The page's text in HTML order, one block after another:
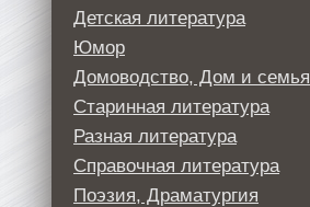
Детская литература
Юмор
Домоводство, Дом и семья
Старинная литература
Разная литература
Справочная литература
Поэзия, Драматургия